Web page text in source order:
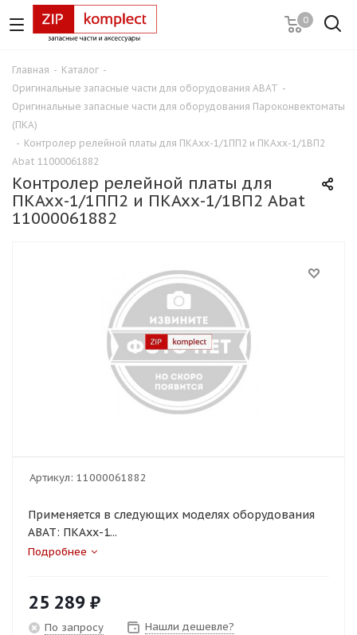
0
Главная - Каталог -
Оригинальные запасные части для оборудования ABAT -
Оригинальные запасные части для оборудования Пароконвектоматы
(ПКА)
- Контролер релейной платы для ПКАхх-1/1ПП2 и ПКАхх-1/1ВП2
Abat 11000061882
Контролер релейной платы для
ПКАхх-1/1ПП2 и ПКАхх-1/1ВП2 Abat
11000061882
Артикул: 11000061882
Применяется в следующих моделях оборудования
ABAT: ПКАхх-1...
Подробнее
25 289 ₽
По запросу Нашли дешевле?